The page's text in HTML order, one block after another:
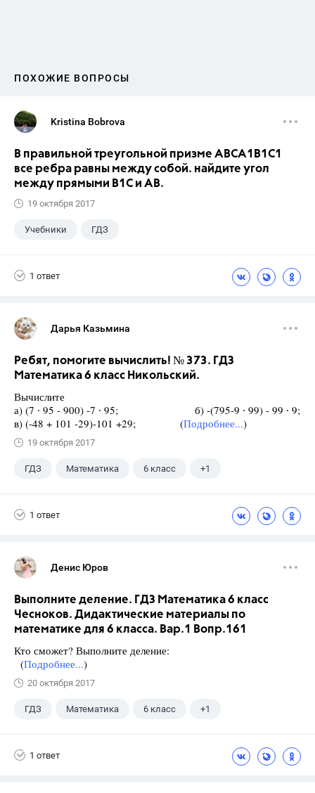
ПОХОЖИЕ ВОПРОСЫ
Kristina Bobrova
В правильной треугольной призме АВСA1В1С1
все ребра равны между собой. найдите угол
между прямыми В1С и АВ.
19 октября 2017
Учебники ГДЗ
1 ответ
Дарья Казьмина
Ребят, помогите вычислить! № 373. ГДЗ
Математика 6 класс Никольский.
Вычислите
а) (7 ∙ 95 - 900) -7 ∙ 95; б) -(795-9 ∙ 99) - 99 ∙ 9;
в) (-48 + 101 -29)-101 +29; (Подробнее...)
19 октября 2017
ГДЗ Математика 6 класс +1
1 ответ
Денис Юров
Выполните деление. ГДЗ Математика 6 класс
Чесноков. Дидактические материалы по
математике для 6 класса. Вар.1 Вопр.161
Кто сможет? Выполните деление:
(Подробнее...)
20 октября 2017
ГДЗ Математика 6 класс +1
1 ответ